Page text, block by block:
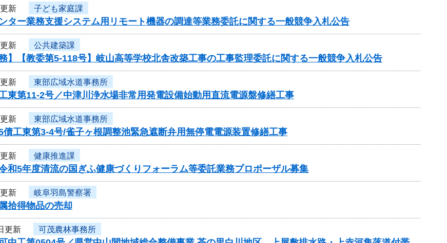
新 子ども家庭課
ター業務支援システム用リモート機器の調達等業務委託に関する一般競争入札公告
新 公共建築課
務】【教委第5-118号】岐山高等学校北舎改築工事の工事監理委託に関する一般競争入札公告
新 東部広域水道事務所
東第11-2号／中津川浄水場非常用発電設備始動用直流電源盤修繕工事
新 東部広域水道事務所
債工東第3-4号/雀子ヶ根調整池緊急遮断弁用無停電電源装置修繕工事
新 健康推進課
和5年度清流の国ぎふ健康づくりフォーラム等委託業務プロポーザル募集
新 岐阜羽島警察署
拾得物品の売却
更新 可茂農林事務所